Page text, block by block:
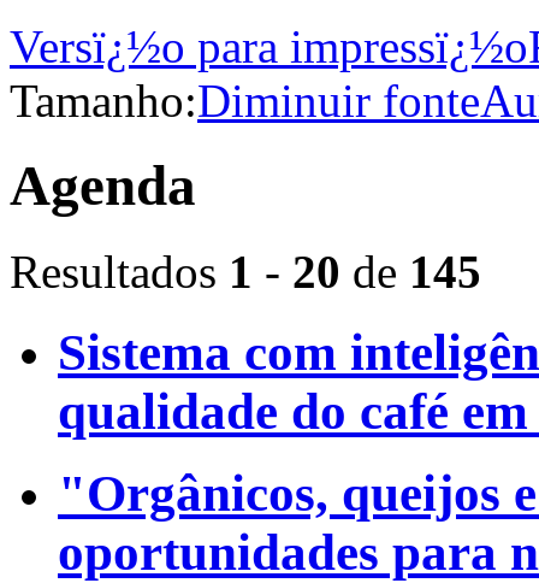
Versï¿½o para impressï¿½o
Tamanho:Diminuir fonte
Agenda
Resultados 1 - 20 de 145
Sistema com
qualidade do café
"Orgânicos, queijos
oportunidades para